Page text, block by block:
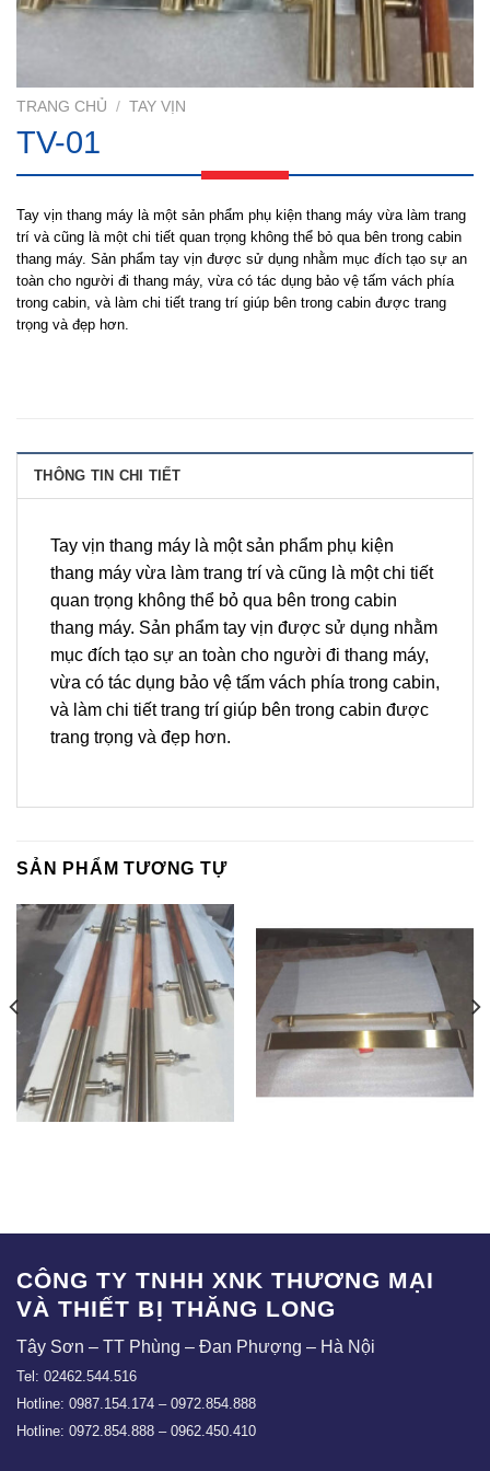
TRANG CHỦ / TAY VỊN
TV-01
Tay vịn thang máy là một sản phẩm phụ kiện thang máy vừa làm trang
trí và cũng là một chi tiết quan trọng không thể bỏ qua bên trong cabin
thang máy. Sản phẩm tay vịn được sử dụng nhằm mục đích tạo sự an
toàn cho người đi thang máy, vừa có tác dụng bảo vệ tấm vách phía
trong cabin, và làm chi tiết trang trí giúp bên trong cabin được trang
trọng và đẹp hơn.
THÔNG TIN CHI TIẾT
Tay vịn thang máy là một sản phẩm phụ kiện
thang máy vừa làm trang trí và cũng là một chi tiết
quan trọng không thể bỏ qua bên trong cabin
thang máy. Sản phẩm tay vịn được sử dụng nhằm
mục đích tạo sự an toàn cho người đi thang máy,
vừa có tác dụng bảo vệ tấm vách phía trong cabin,
và làm chi tiết trang trí giúp bên trong cabin được
trang trọng và đẹp hơn.
SẢN PHẨM TƯƠNG TỰ
CÔNG TY TNHH XNK THƯƠNG MẠI
VÀ THIẾT BỊ THĂNG LONG
Tây Sơn – TT Phùng – Đan Phượng – Hà Nội
Tel: 02462.544.516
Hotline: 0987.154.174 – 0972.854.888
Hotline: 0972.854.888 – 0962.450.410